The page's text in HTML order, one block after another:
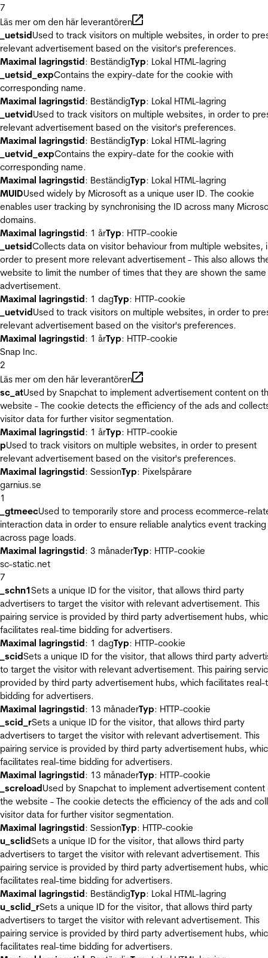
7
Läs mer om den här leverantören
_uetsidUsed to track visitors on multiple websites, in order to
relevant advertisement based on the visitor's preferences.
Maximal lagringstid: BeständigTyp: Lokal HTML-lagring
_uetsid_expContains the expiry-date for the cookie with
corresponding name.
Maximal lagringstid: BeständigTyp: Lokal HTML-lagring
_uetvidUsed to track visitors on multiple websites, in order to
relevant advertisement based on the visitor's preferences.
Maximal lagringstid: BeständigTyp: Lokal HTML-lagring
_uetvid_expContains the expiry-date for the cookie with
corresponding name.
Maximal lagringstid: BeständigTyp: Lokal HTML-lagring
MUIDUsed widely by Microsoft as a unique user ID. The cookie
enables user tracking by synchronising the ID across many
domains.
Maximal lagringstid: 1 årTyp: HTTP-cookie
_uetsidCollects data on visitor behaviour from multiple websites,
order to present more relevant advertisement - This also allows
website to limit the number of times that they are shown the same
advertisement.
Maximal lagringstid: 1 dagTyp: HTTP-cookie
_uetvidUsed to track visitors on multiple websites, in order to
relevant advertisement based on the visitor's preferences.
Maximal lagringstid: 1 årTyp: HTTP-cookie
Snap Inc.
2
Läs mer om den här leverantören
sc_atUsed by Snapchat to implement advertisement content on
website - The cookie detects the efficiency of the ads and
visitor data for further visitor segmentation.
Maximal lagringstid: 1 årTyp: HTTP-cookie
pUsed to track visitors on multiple websites, in order to present
relevant advertisement based on the visitor's preferences.
Maximal lagringstid: SessionTyp: Pixelspårare
garnius.se
1
_gtmeecUsed to temporarily store and process ecommerce-
interaction data in order to ensure reliable analytics event tracking
across page loads.
Maximal lagringstid: 3 månaderTyp: HTTP-cookie
sc-static.net
7
_schn1Sets a unique ID for the visitor, that allows third party
advertisers to target the visitor with relevant advertisement. This
pairing service is provided by third party advertisement hubs,
facilitates real-time bidding for advertisers.
Maximal lagringstid: 1 dagTyp: HTTP-cookie
_scidSets a unique ID for the visitor, that allows third party
to target the visitor with relevant advertisement. This pairing
provided by third party advertisement hubs, which facilitates real-
bidding for advertisers.
Maximal lagringstid: 13 månaderTyp: HTTP-cookie
_scid_rSets a unique ID for the visitor, that allows third party
advertisers to target the visitor with relevant advertisement. This
pairing service is provided by third party advertisement hubs,
facilitates real-time bidding for advertisers.
Maximal lagringstid: 13 månaderTyp: HTTP-cookie
_screloadUsed by Snapchat to implement advertisement content
the website - The cookie detects the efficiency of the ads and
visitor data for further visitor segmentation.
Maximal lagringstid: SessionTyp: HTTP-cookie
u_sclidSets a unique ID for the visitor, that allows third party
advertisers to target the visitor with relevant advertisement. This
pairing service is provided by third party advertisement hubs,
facilitates real-time bidding for advertisers.
Maximal lagringstid: BeständigTyp: Lokal HTML-lagring
u_sclid_rSets a unique ID for the visitor, that allows third party
advertisers to target the visitor with relevant advertisement. This
pairing service is provided by third party advertisement hubs,
facilitates real-time bidding for advertisers.